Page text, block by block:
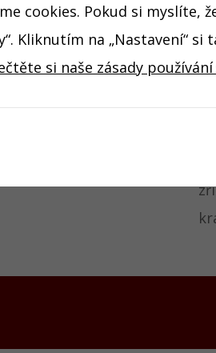
245 940
cookies. Pokud si myslíte,
Kliknutím na „Nastavení“
si naše zásady